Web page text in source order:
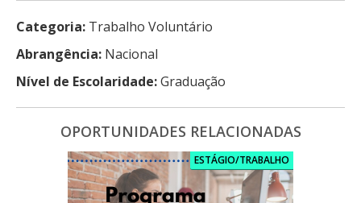
Categoria: Trabalho Voluntário
Abrangência: Nacional
Nível de Escolaridade:Graduação
OPORTUNIDADES RELACIONADAS
ESTÁGIO/TRABALHO